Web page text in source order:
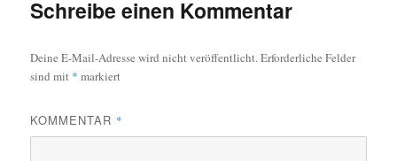
Schreibe einen Kommentar
Deine E-Mail-Adresse wird nicht veröffentlicht.Erforderliche Felder
sind mit * markiert
KOMMENTAR *